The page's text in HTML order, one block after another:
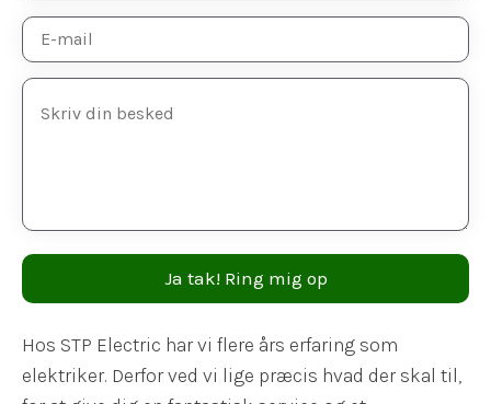
Hos STP Electric har vi flere års erfaring som
elektriker. Derfor ved vi lige præcis hvad der skal til,